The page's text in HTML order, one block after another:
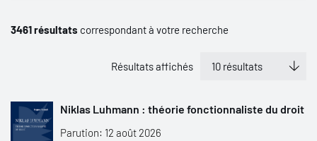
3461 résultats correspondant à votre recherche
Résultats affichés
Niklas Luhmann : théorie fonctionnaliste du droit
Parution: 12 août 2026